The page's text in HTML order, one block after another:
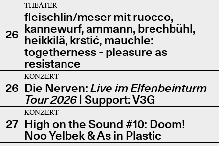
26
THEATER
fleischlin/meser mit ruocco,
kannewurf, ammann, brechbühl,
heikkilä, krstić, mauchle:
togetherness - pleasure as
resistance
26
KONZERT
Die Nerven: Live im Elfenbeinturm
Tour 2026| Support: V3G
27
KONZERT
High on the Sound #10: Doom!
Noo Yelbek & As in Plastic